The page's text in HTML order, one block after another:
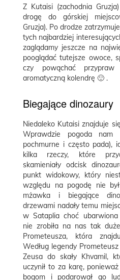
Z Kutaisi (zachodnia
drogę do górskiej
Gruzja). Po drodze
tych najbardziej
zaglądamy jeszcze na
pooglądać tutejsze owoce,
czy powąchać
aromatyczną kolendrę 🙂 .
Biegające dinozaury
Niedaleko Kutaisi znajduje
Wprawdzie pogoda
pochmurne i często pada),
kilka rzeczy, które
skamieniały odcisk
punkt widokowy, który
względu na pogodę nie
mżawka i biegające
drzewami nadały temu
w Sataplia choć
nie zrobiła na nas tak
Prometeusza, która
Według legendy
Zeusa do skały Khvamil,
uczynił to za karę,
bogom i podarował go